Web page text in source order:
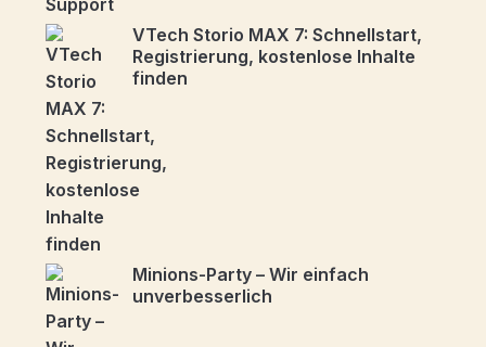
VTech Storio MAX 7: Schnellstart,
Registrierung, kostenlose Inhalte
finden
Minions-Party – Wir einfach
unverbesserlich